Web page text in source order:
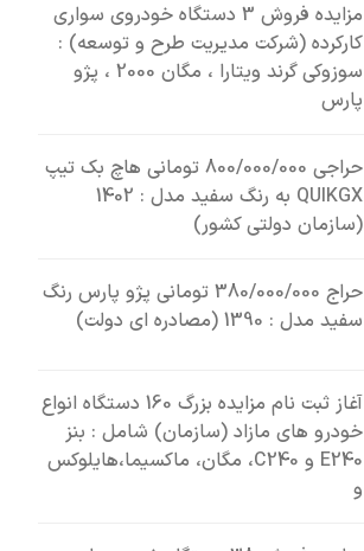
مزایده فروش 3 دستگاه خودروی سواری
کارکرده (شرکت مدیریت طرح و توسعه) :
سوزوکی گرند ویتارا ، مگان 2000 ، پژو
پارس
حراجی 800/000/000 تومانی ھاچ بک تیپ
QUIKGX به رنگ سفید مدل : 1402
(سازمان دولتی کشور)
حراج 380/000/000 تومانی پژو پارس رنگ
سفید مدل : 1390 (مصادره ای دولت)
آغاز ثبت نام مزایده بزرگ 160 دستگاه انواع
خودرو های مازاد (سازمان) شامل : بنز
E240 و C240، مگان، ماکسیما،هایلوکس
و